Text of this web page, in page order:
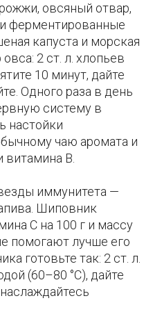
овсяный отвар,
ферментированные
капуста и морская
2 ст. л. хлопьев
10 минут, дайте
Одного раза в день
систему в
настойки
чаю аромата и
витамина В.
иммунитета —
Шиповник
C на 100 г и массу
помогают лучше его
готовьте так: 2 ст. л.
(60–80 °C), дайте